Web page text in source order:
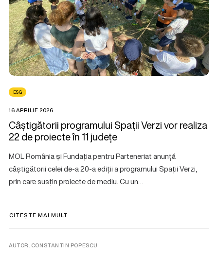
ESG
16 APRILIE 2026
Câștigătorii programului Spații Verzi vor realiza
22 de proiecte în 11 județe
MOL România și Fundația pentru Parteneriat anunță
câștigătorii celei de-a 20-a ediții a programului Spații Verzi,
prin care susțin proiecte de mediu. Cu un…
CITEȘTE MAI MULT
AUTOR. CONSTANTIN POPESCU